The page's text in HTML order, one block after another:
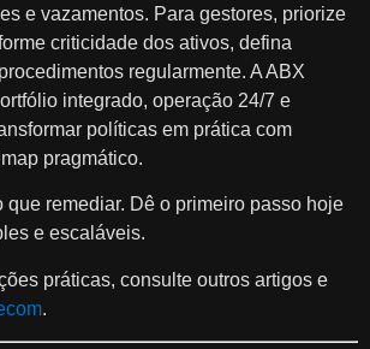
e vazamentos. Para gestores, priorize
criticidade dos ativos, defina
regularmente. A ABX
integrado, operação 24/7 e
políticas em prática com
pragmático.
que remediar. Dê o primeiro passo hoje
e escaláveis.
práticas, consulte outros artigos e
.